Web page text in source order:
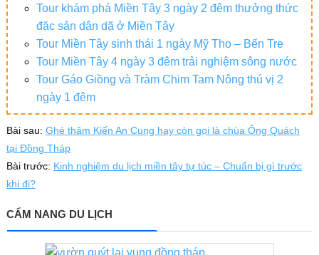
Tour khám phá Miền Tây 3 ngày 2 đêm thưởng thức
đặc sản dân dã ở Miền Tây
Tour Miền Tây sinh thái 1 ngày Mỹ Tho – Bến Tre
Tour Miền Tây 4 ngày 3 đêm trải nghiệm sông nước
Tour Gáo Giồng và Tràm Chim Tam Nông thú vị 2
ngày 1 đêm
Bài sau: Ghé thăm Kiến An Cung hay còn gọi là chùa Ông Quách
tại Đồng Tháp
Bài trước: Kinh nghiệm du lịch miền tây tự túc – Chuẩn bị gì trước
khi đi?
CẨM NANG DU LỊCH